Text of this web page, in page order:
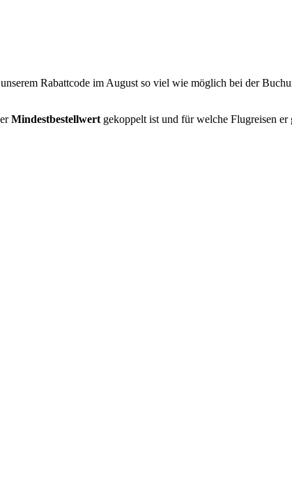
Rabattcode im August so viel wie möglich bei der
Mindestbestellwert gekoppelt ist und für welche Flugreisen er